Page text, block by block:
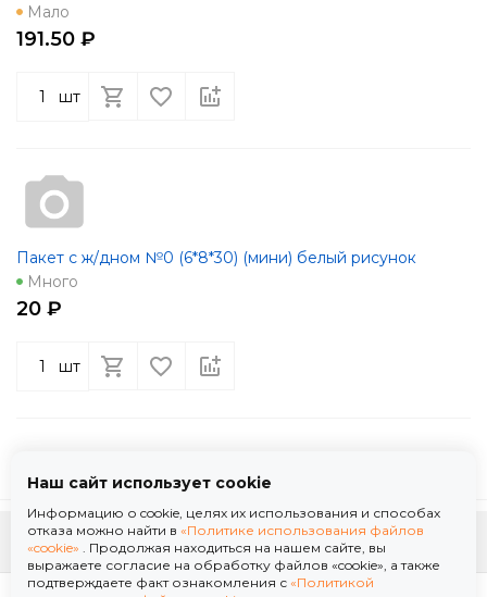
Мало
191.50 ₽
шт
Пакет с ж/дном №0 (6*8*30) (мини) белый рисунок
Много
20 ₽
шт
К началу страницы
Наш сайт использует cookie
Информацию о cookie, целях их использования и способах
отказа можно найти в «Политике использования файлов
«cookie» . Продолжая находиться на нашем сайте, вы
выражаете согласие на обработку файлов «cookie», а также
подтверждаете факт ознакомления с «Политикой